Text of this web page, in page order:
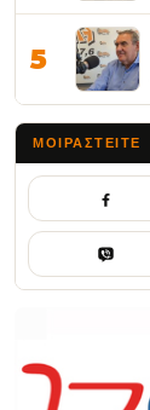
5
ΜΟΙΡΑΣΤΕΊΤΕ